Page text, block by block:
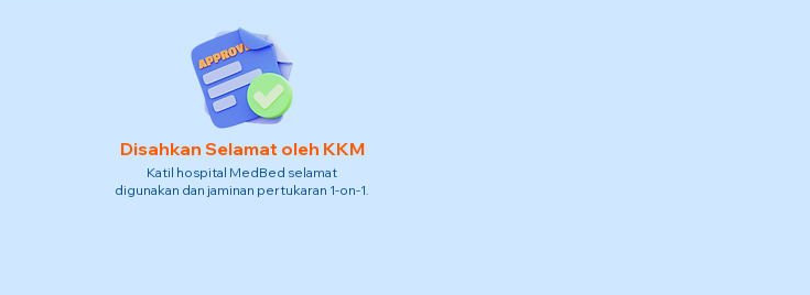
Disahkan Selamat oleh KKM
Katil hospital MedBed selamat
digunakan dan jaminan pertukaran 1-on-1.